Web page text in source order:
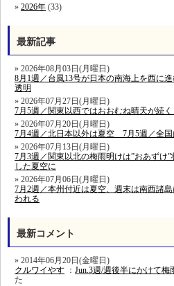
2026年 (33)
最新記事
2026年08月03日(月曜日)
8月1週／台風13号が日本の南海上を西に
透明
2026年07月27日(月曜日)
7月5週／関東以西ではおおむね晴天が続
2026年07月20日(月曜日)
7月4週／北日本以外は夏空 7月5週／全
2026年07月13日(月曜日)
7月3週／関東以北の梅雨明けは”おあず
した夏空に
2026年07月06日(月曜日)
7月2週／本州付近は夏空、週末は南西諸
われる
最新コメント
2014年06月20日(金曜日)
クルワイやす ： Jun.3週/週後半にかけて
た